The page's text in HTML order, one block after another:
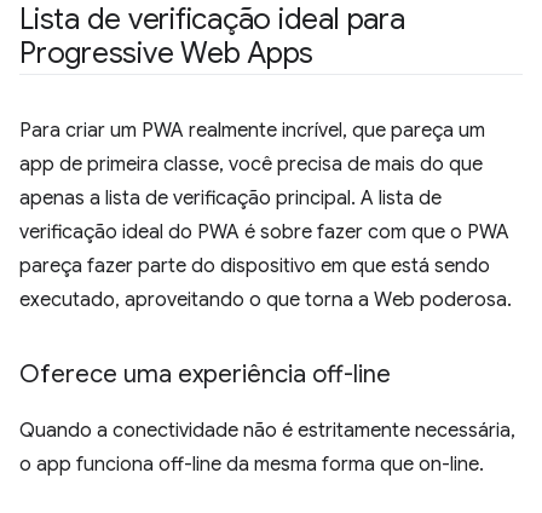
Lista de verificação ideal para
Progressive Web Apps
Para criar um PWA realmente incrível, que pareça um
app de primeira classe, você precisa de mais do que
apenas a lista de verificação principal. A lista de
verificação ideal do PWA é sobre fazer com que o PWA
pareça fazer parte do dispositivo em que está sendo
executado, aproveitando o que torna a Web poderosa.
Oferece uma experiência off-line
Quando a conectividade não é estritamente necessária,
o app funciona off-line da mesma forma que on-line.